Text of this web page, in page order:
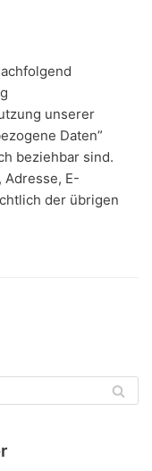
unserer
Daten”
beziehbar sind.
Adresse, E-
der übrigen